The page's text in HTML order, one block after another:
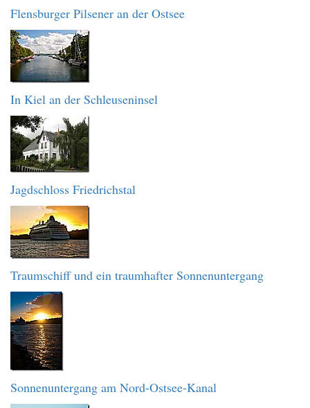
Flensburger Pilsener an der Ostsee
In Kiel an der Schleuseninsel
Jagdschloss Friedrichstal
Traumschiff und ein traumhafter Sonnenuntergang
Sonnenuntergang am Nord-Ostsee-Kanal